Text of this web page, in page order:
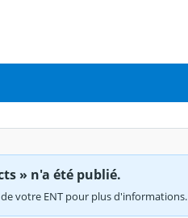
» n'a été publié.
votre ENT pour plus d'informations.